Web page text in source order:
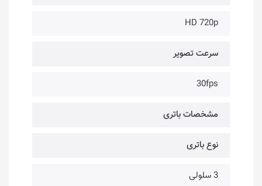
HD 720p
سرعت تصویر
30fps
مشخصات باتری
نوع باتری
3 سلولی